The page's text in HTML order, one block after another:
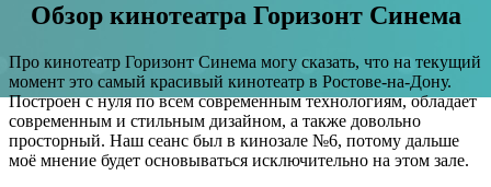
Обзор кинотеатра Горизонт Синема
Про кинотеатр Горизонт Синема могу сказать, что на текущий
момент это самый красивый кинотеатр в Ростове-на-Дону.
Построен с нуля по всем современным технологиям, обладает
современным и стильным дизайном, а также довольно
просторный. Наш сеанс был в кинозале №6, потому дальше
моё мнение будет основываться исключительно на этом зале.